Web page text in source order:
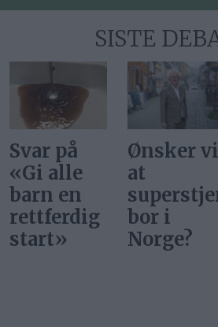
SISTE
Ønsker vi
at
superstjerner
bor i
Norge?
INP
trenger
lokallag
på Røros
og